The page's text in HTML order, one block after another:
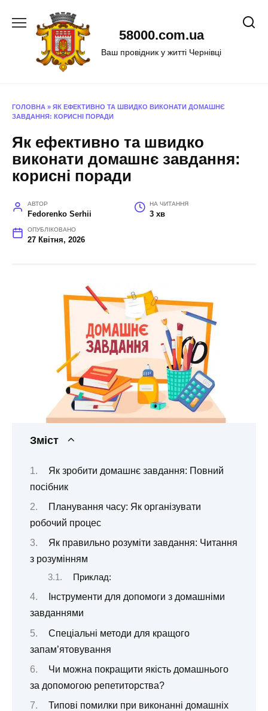
58000.com.ua
Ваш провідник у житті Чернівці
ГОЛОВНА » ЯК ЕФЕКТИВНО ТА ШВИДКО ВИКОНАТИ ДОМАШНЄ
ЗАВДАННЯ: КОРИСНІ ПОРАДИ
Як ефективно та швидко
виконати домашнє завдання:
корисні поради
АВТОР
Fedorenko Serhii
НА ЧИТАННЯ
3 хв
ОПУБЛІКОВАНО
27 Квітня, 2026
Зміст
Як зробити домашнє завдання: Повний
посібник
Планування часу: Як організувати
робочий процес
Як правильно розуміти завдання: Читання
з розумінням
Приклад:
Інструменти для допомоги з домашніми
завданнями
Спеціальні методи для кращого
запам’ятовування
Чи можна покращити якість домашнього
за допомогою репетиторства?
Типові помилки при виконанні домашніх